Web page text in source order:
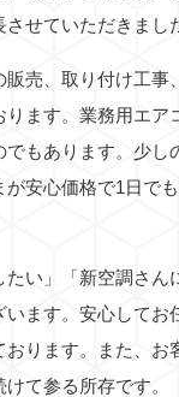
させていただきまし
売、取り付け工
ます。業務用エ
もあります。少
が安心価格で1日で
たい」「新空調さ
ます。安心して
おります。また、
て参る所存です。